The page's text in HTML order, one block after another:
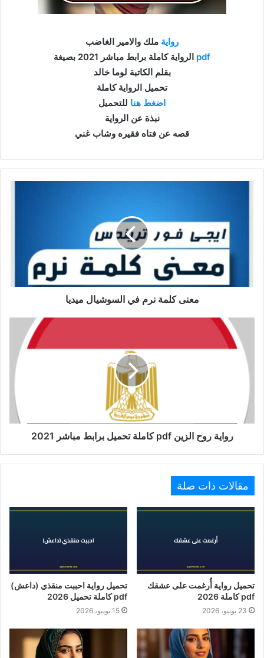
رواية ملك والامير الغاضب
pdf الرواية كاملة برابط مباشر 2021 بصيغة
بقلم الكاتبة لوما خالد
تحميل الرواية كاملة
اضغط هنا للتحميل
نبذة عن الرواية
قصه عن فتاه فقيره وشاب غني
معنى كلمة نرم في السوشيال ميديا
رواية روح الزين pdf كاملة تحميل برابط مباشر 2021
مقالات ذات صلة
تحميل رواية أُرغمت على عشقك
pdf كاملة 2026
23 يونيو، 2026
تحميل رواية احببت منقذي (داعش)
pdf كاملة تحميل 2026
15 يونيو، 2026